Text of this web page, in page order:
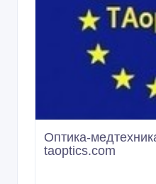
Оптика-
taoptics.com